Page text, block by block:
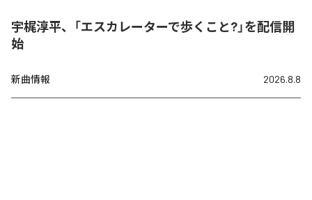
宇梶淳平、「エスカレーターで歩くこと?」を配信開
始
新曲情報 2026.8.8